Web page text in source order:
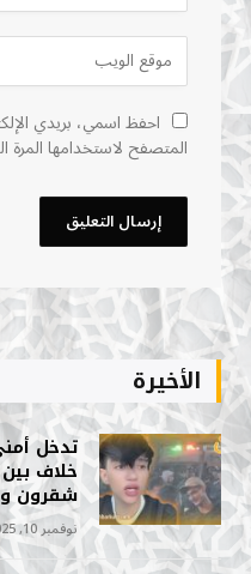
احفظ اسمي، بريدي
المتصفح لاستخدامها المرة
الأخيرة
تدخل
خلاف
شقرون
نوفمبر 10, 2025